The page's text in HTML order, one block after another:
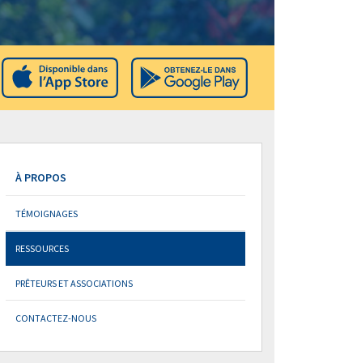
À PROPOS
TÉMOIGNAGES
RESSOURCES
PRÊTEURS ET ASSOCIATIONS
CONTACTEZ-NOUS